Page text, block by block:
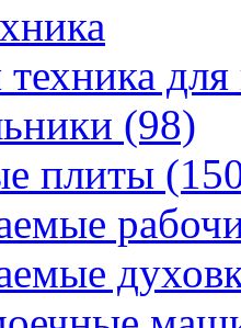
(98)
плиты